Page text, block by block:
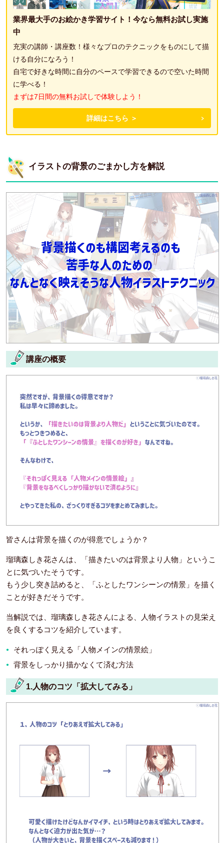
業界最大手のお絵かき学習サイト！今なら無料お試し実施
中
充実の講師・講座数！様々なプロのテクニックをものにして描
ける自分になろう！
自宅で好きな時間に自分のペースで学習できるので空いた時間
に学べる！
まずは7日間の無料お試しで体験しよう！
詳細はこちら ＞
イラストの背景のごまかし方を解説
講座の概要
皆さんは背景を描くのが得意でしょうか？
瑠璃森しき花さんは、「描きたいのは背景より人物」というこ
とに気づいたそうです。
もう少し突き詰めると、「ふとしたワンシーンの情景」を描く
ことが好きだそうです。
当解説では、瑠璃森しき花さんによる、人物イラストの見栄え
を良くするコツを紹介しています。
それっぽく見える「人物メインの情景絵」
背景をしっかり描かなくて済む方法
1.人物のコツ「拡大してみる」